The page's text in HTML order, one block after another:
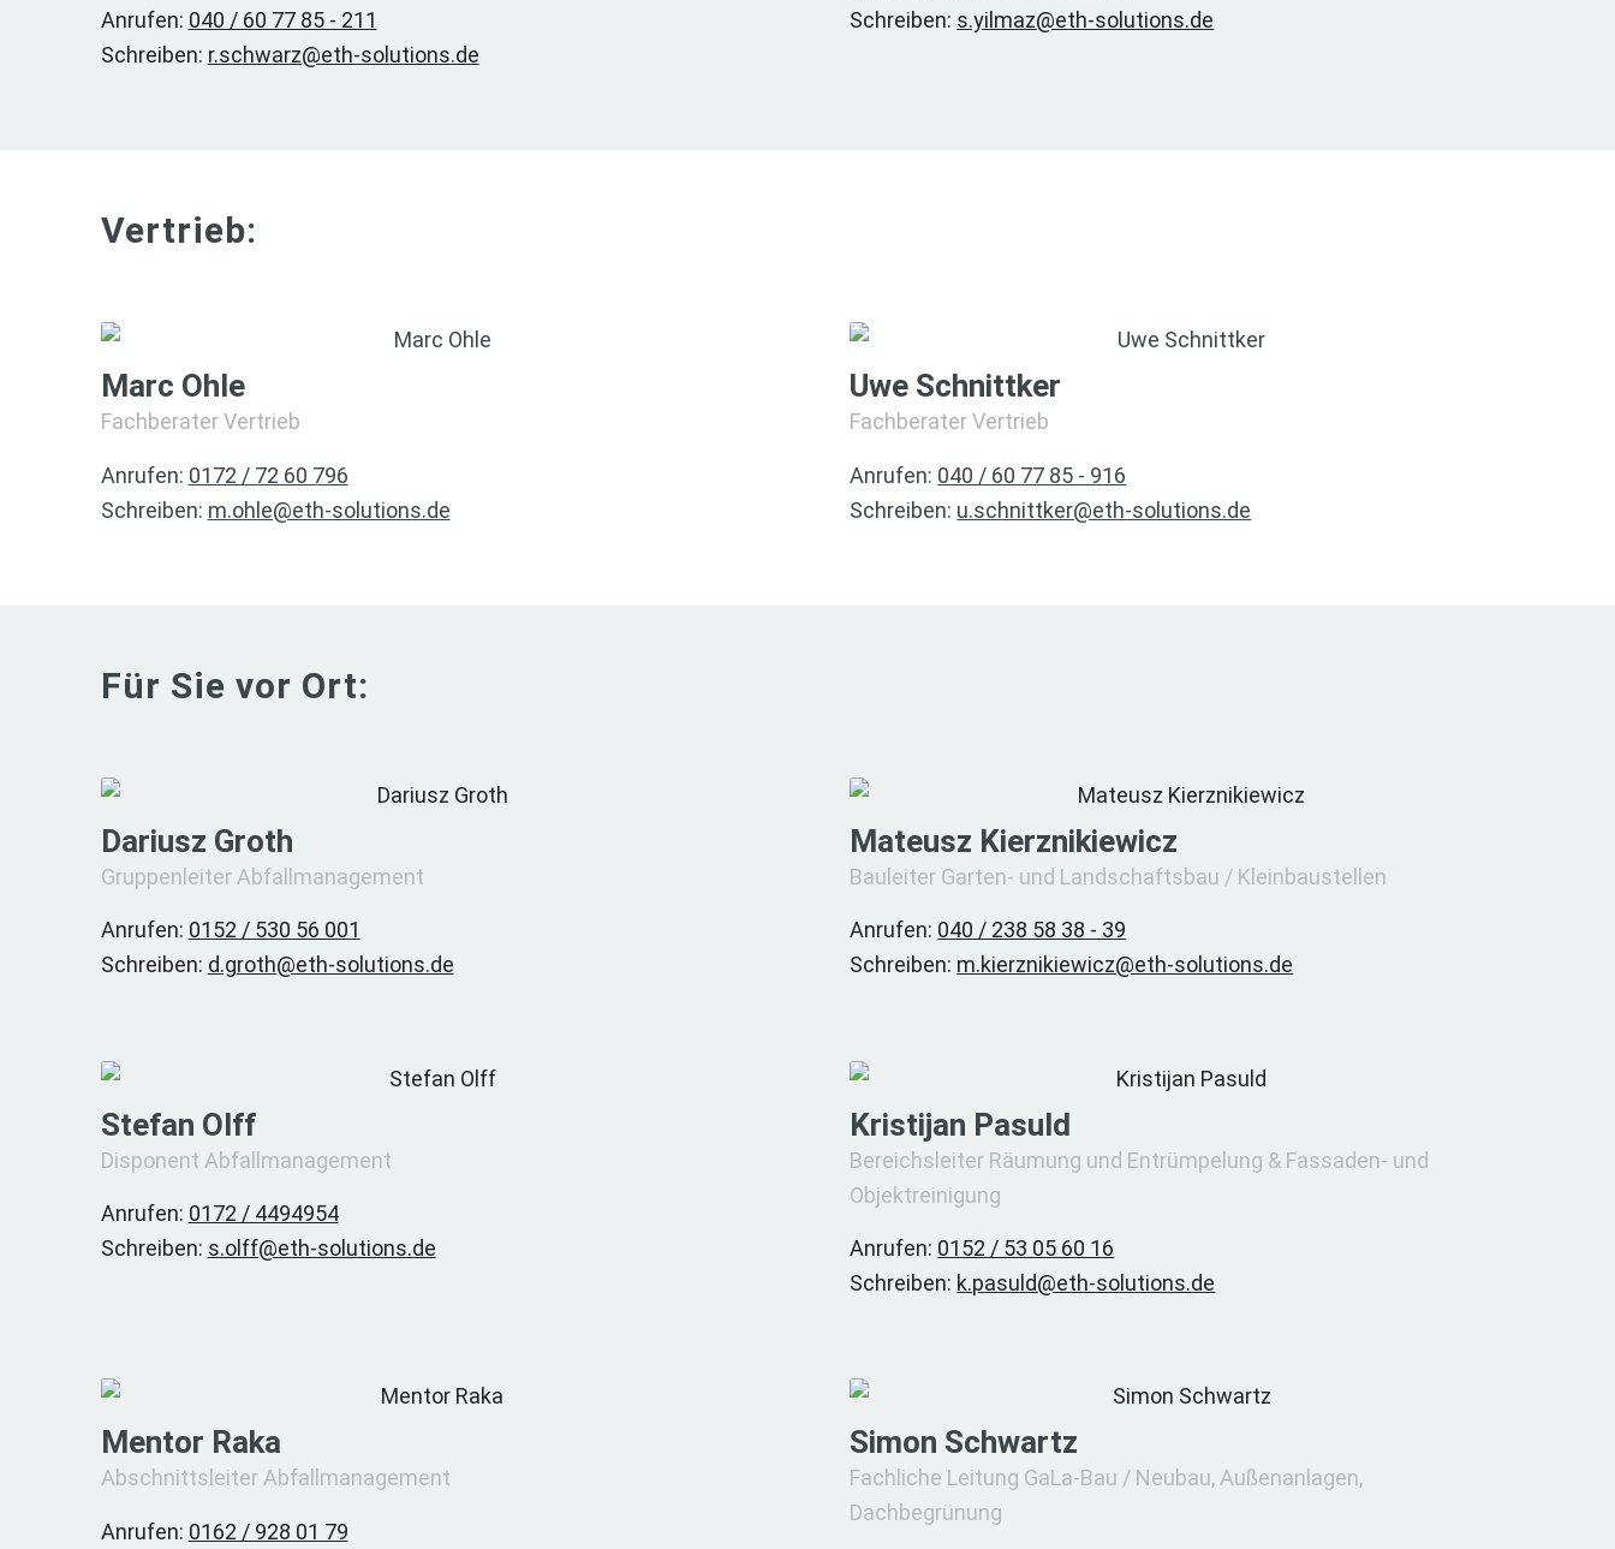
Anrufen: 040 / 60 77 85 - 211
Schreiben: r.schwarz@eth-solutions.de
Schreiben: s.yilmaz@eth-solutions.de
Vertrieb:
Marc Ohle
Fachberater Vertrieb
Anrufen: 0172 / 72 60 796
Schreiben: m.ohle@eth-solutions.de
Uwe Schnittker
Fachberater Vertrieb
Anrufen: 040 / 60 77 85 - 916
Schreiben: u.schnittker@eth-solutions.de
Für Sie vor Ort:
Dariusz Groth
Gruppenleiter Abfallmanagement
Anrufen: 0152 / 530 56 001
Schreiben: d.groth@eth-solutions.de
Mateusz Kierznikiewicz
Bauleiter Garten- und Landschaftsbau / Kleinbaustellen
Anrufen: 040 / 238 58 38 - 39
Schreiben: m.kierznikiewicz@eth-solutions.de
Stefan Olff
Disponent Abfallmanagement
Anrufen: 0172 / 4494954
Schreiben: s.olff@eth-solutions.de
Kristijan Pasuld
Bereichsleiter Räumung und Entrümpelung & Fassaden- und
Objektreinigung
Anrufen: 0152 / 53 05 60 16
Schreiben: k.pasuld@eth-solutions.de
Mentor Raka
Abschnittsleiter Abfallmanagement
Anrufen: 0162 / 928 01 79
Simon Schwartz
Fachliche Leitung GaLa-Bau / Neubau, Außenanlagen,
Dachbegrünung